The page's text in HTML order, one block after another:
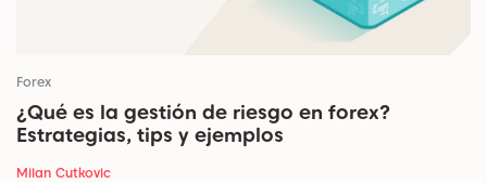
Forex
¿Qué es la gestión de riesgo en forex?
Estrategias, tips y ejemplos
Milan Cutkovic